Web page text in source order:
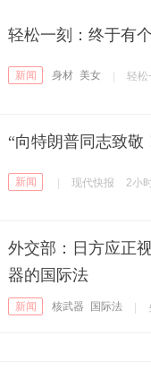
轻松一刻：终于有
新闻 身材 美女 轻松
“向特朗普同志致敬
新闻 现代快报 2小
外交部：日方应正
器的国际法
新闻 核武器 国际法